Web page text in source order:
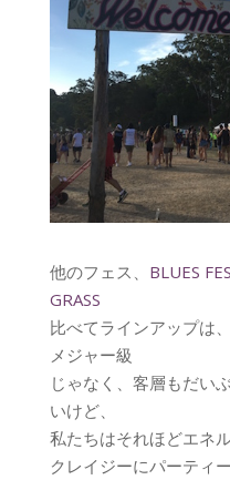
他のフェス、 BLUES FES
GRASS
比べてラインアップは
メジャー級
じゃなく、客層もだい
いけど、
私たちはそれほどエネ
クレイジーにパーティ